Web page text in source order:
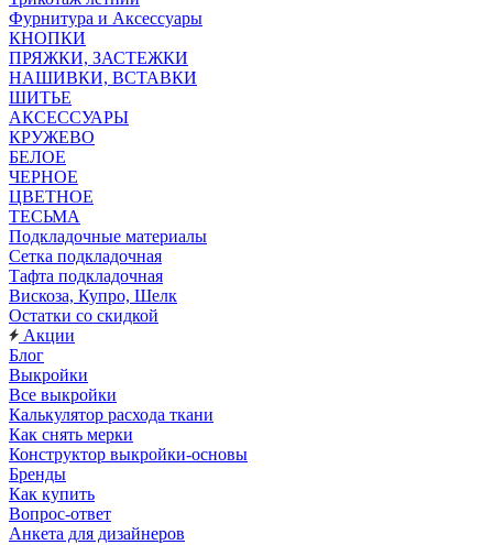
Фурнитура и Аксессуары
КНОПКИ
ПРЯЖКИ, ЗАСТЕЖКИ
НАШИВКИ, ВСТАВКИ
ШИТЬЕ
АКСЕССУАРЫ
КРУЖЕВО
БЕЛОЕ
ЧЕРНОЕ
ЦВЕТНОЕ
ТЕСЬМА
Подкладочные материалы
Сетка подкладочная
Тафта подкладочная
Вискоза, Купро, Шелк
Остатки со скидкой
Акции
Блог
Выкройки
Все выкройки
Калькулятор расхода ткани
Как снять мерки
Конструктор выкройки-основы
Бренды
Как купить
Вопрос-ответ
Анкета для дизайнеров